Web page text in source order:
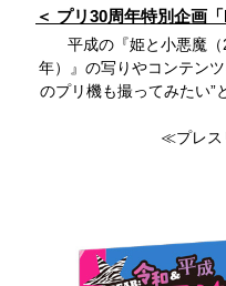
プリ30周年特別企画
平成の『姫と小悪魔
年）』の写りやコンテン
のプリ機も撮ってみたい”
≪プレ